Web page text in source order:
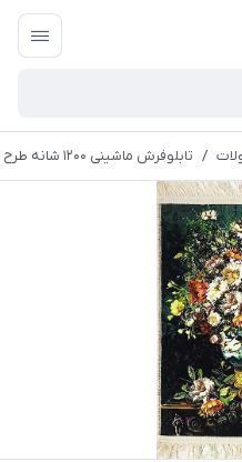
/ تابلوفرش ماشینی 1200 شانه طرح گلدان گل (3 سایز)